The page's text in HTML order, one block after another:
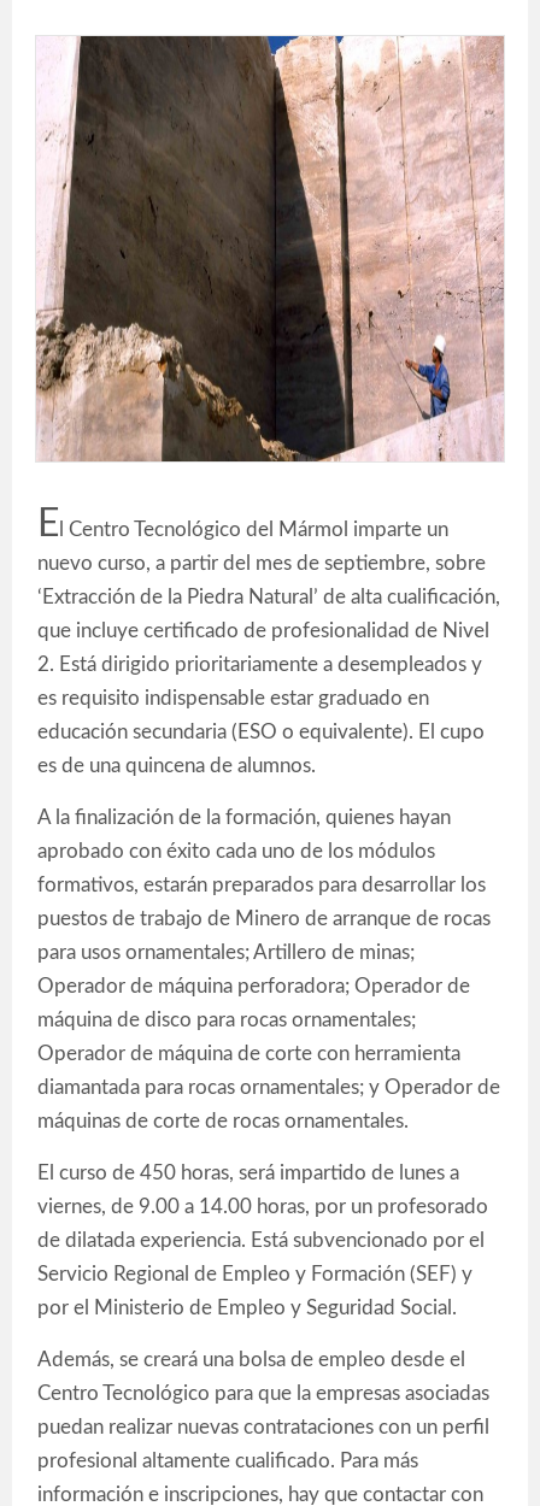
E l Centro Tecnológico del Mármol imparte un
nuevo curso, a partir del mes de septiembre, sobre
‘Extracción de la Piedra Natural’ de alta cualificación,
que incluye certificado de profesionalidad de Nivel
2. Está dirigido prioritariamente a desempleados y
es requisito indispensable estar graduado en
educación secundaria (ESO o equivalente). El cupo
es de una quincena de alumnos.
A la finalización de la formación, quienes hayan
aprobado con éxito cada uno de los módulos
formativos, estarán preparados para desarrollar los
puestos de trabajo de Minero de arranque de rocas
para usos ornamentales; Artillero de minas;
Operador de máquina perforadora; Operador de
máquina de disco para rocas ornamentales;
Operador de máquina de corte con herramienta
diamantada para rocas ornamentales; y Operador de
máquinas de corte de rocas ornamentales.
El curso de 450 horas, será impartido de lunes a
viernes, de 9.00 a 14.00 horas, por un profesorado
de dilatada experiencia. Está subvencionado por el
Servicio Regional de Empleo y Formación (SEF) y
por el Ministerio de Empleo y Seguridad Social.
Además, se creará una bolsa de empleo desde el
Centro Tecnológico para que la empresas asociadas
puedan realizar nuevas contrataciones con un perfil
profesional altamente cualificado. Para más
información e inscripciones, hay que contactar con